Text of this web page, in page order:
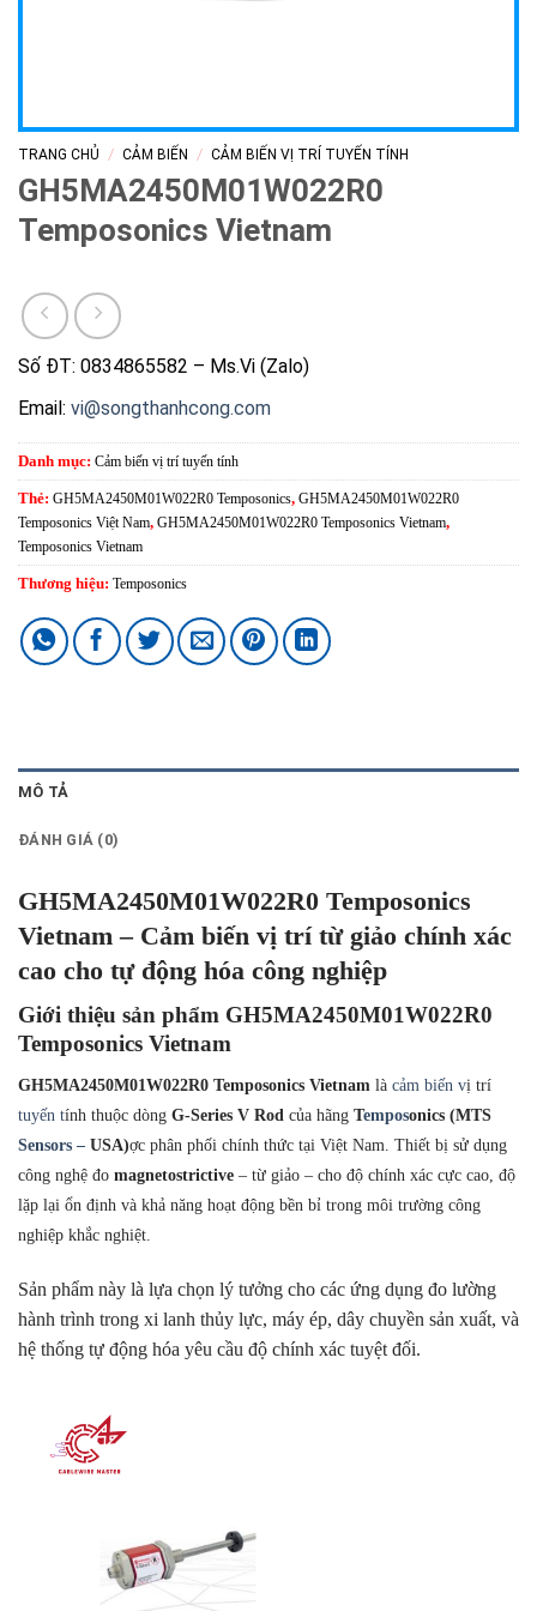
TRANG CHỦ / CẢM BIẾN / CẢM BIẾN VỊ TRÍ TUYẾN TÍNH
GH5MA2450M01W022R0
Temposonics Vietnam
Số ĐT: 0834865582 – Ms.Vi (Zalo)
Email: vi@songthanhcong.com
Danh mục: Cảm biến vị trí tuyến tính
Thẻ: GH5MA2450M01W022R0 Temposonics, GH5MA2450M01W022R0
Temposonics Việt Nam, GH5MA2450M01W022R0 Temposonics Vietnam,
Temposonics Vietnam
Thương hiệu: Temposonics
MÔ TẢ
ĐÁNH GIÁ (0)
GH5MA2450M01W022R0 Temposonics
Vietnam – Cảm biến vị trí từ giảo chính xác
cao cho tự động hóa công nghiệp
Giới thiệu sản phẩm GH5MA2450M01W022R0
Temposonics Vietnam
GH5MA2450M01W022R0 Temposonics Vietnam là cảm biến vị trí
tuyến tính thuộc dòng G-Series V Rod của hãng Temposonics (MTS
Sensors – USA)ợc phân phối chính thức tại Việt Nam. Thiết bị sử dụng
công nghệ đo magnetostrictive – từ giảo – cho độ chính xác cực cao, độ
lặp lại ổn định và khả năng hoạt động bền bỉ trong môi trường công
nghiệp khắc nghiệt.
Sản phẩm này là lựa chọn lý tưởng cho các ứng dụng đo lường
hành trình trong xi lanh thủy lực, máy ép, dây chuyền sản xuất, và
hệ thống tự động hóa yêu cầu độ chính xác tuyệt đối.